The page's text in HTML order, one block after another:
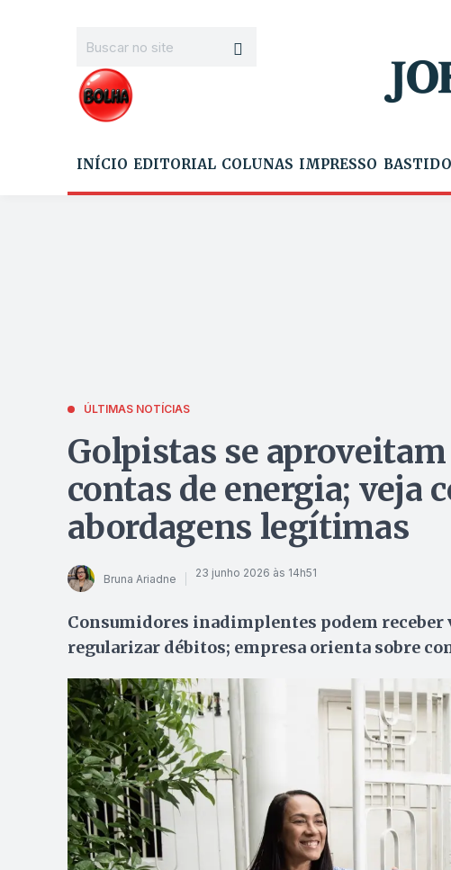
INÍCIO EDITORIAL COLUNAS IMPRESSO
ÚLTIMAS NOTÍCIAS
Golpistas se
contas de energia; veja
abordagens legítimas
Bruna Ariadne 23 junho 2026 às 14h51
Consumidores inadimplentes podem
regularizar débitos; empresa orienta sobre